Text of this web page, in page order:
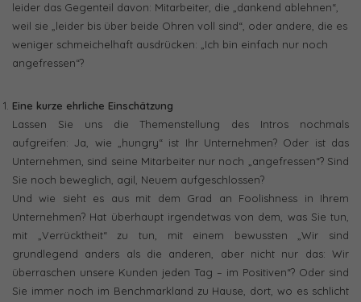
leider das Gegenteil davon: Mitarbeiter, die „dankend ablehnen“,
weil sie „leider bis über beide Ohren voll sind“, oder andere, die es
weniger schmeichelhaft ausdrücken: „Ich bin einfach nur noch
angefressen“?
Eine kurze ehrliche Einschätzung
Lassen Sie uns die Themenstellung des Intros nochmals
aufgreifen: Ja, wie „hungry“ ist Ihr Unternehmen? Oder ist das
Unternehmen, sind seine Mitarbeiter nur noch „angefressen“? Sind
Sie noch beweglich, agil, Neuem aufgeschlossen?
Und wie sieht es aus mit dem Grad an Foolishness in Ihrem
Unternehmen? Hat überhaupt irgendetwas von dem, was Sie tun,
mit „Verrücktheit“ zu tun, mit einem bewussten „Wir sind
grundlegend anders als die anderen, aber nicht nur das: Wir
überraschen unsere Kunden jeden Tag – im Positiven“? Oder sind
Sie immer noch im Benchmarkland zu Hause, dort, wo es schlicht